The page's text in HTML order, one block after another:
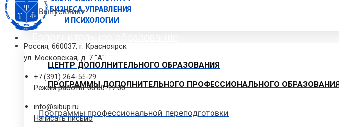
Выпускники
ЦЕНТР ДОПОЛНИТЕЛЬНОГО ОБРАЗОВАНИЯ
ПРОГРАММЫ ДОПОЛНИТЕЛЬНОГО ПРОФЕССИОНАЛЬНОГО ОБРАЗОВАНИЯ
Программы профессиональной переподготовки
Россия, 660037, г. Красноярск,
ул. Московская, д. 7 "А"
+7 (391) 264-55-29
Режим работы: 08.00-17.00
info@sibup.ru
Написать письмо